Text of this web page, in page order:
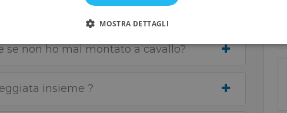
se non ho mai montato a cavallo?
insieme ?
MOSTRA DETTAGLI